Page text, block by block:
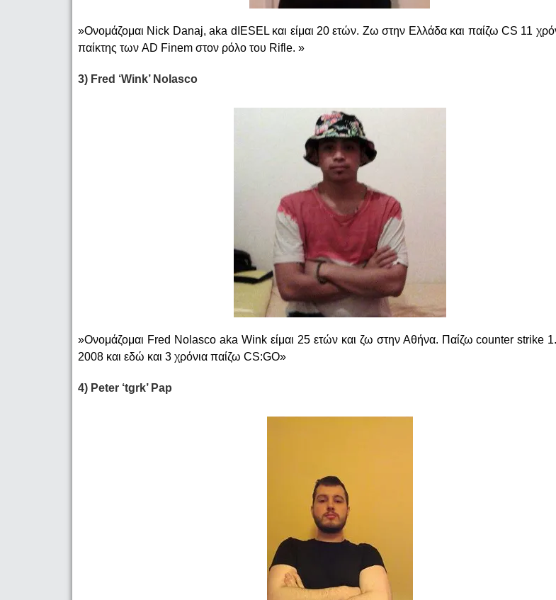
»Ονομάζομαι Nick Danaj, aka dIESEL και είμαι 20 ετών. Ζω στην Ελλάδα και παίζω CS 11
παίκτης των AD Finem στον ρόλο του Rifle. »
3) Fred ‘Wink’ Nolasco
»Ονομάζομαι Fred Nolasco aka Wink είμαι 25 ετών και ζω στην Αθήνα. Παίζω counter strike
2008 και εδώ και 3 χρόνια παίζω CS:GO»
4) Peter ‘tgrk’ Pap